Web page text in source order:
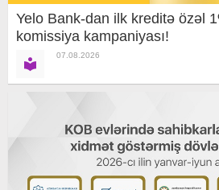
Yelo Bank-dan ilk kreditə özəl
komissiya kampaniyası!
07.08.2026